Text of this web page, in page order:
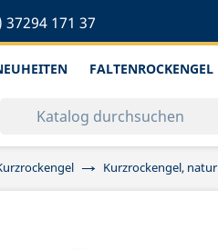
37294 171 37
FALTENROCKENGEL
Kurzrockengel, natur